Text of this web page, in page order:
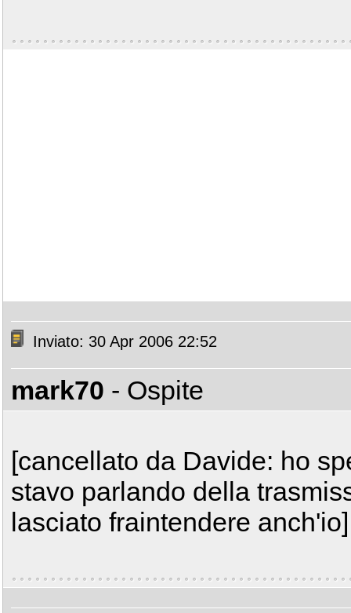
Inviato: 30 Apr 2006 22:52
mark70 - Ospite
[cancellato da Davide: ho
stavo parlando della
lasciato fraintendere anch'io]